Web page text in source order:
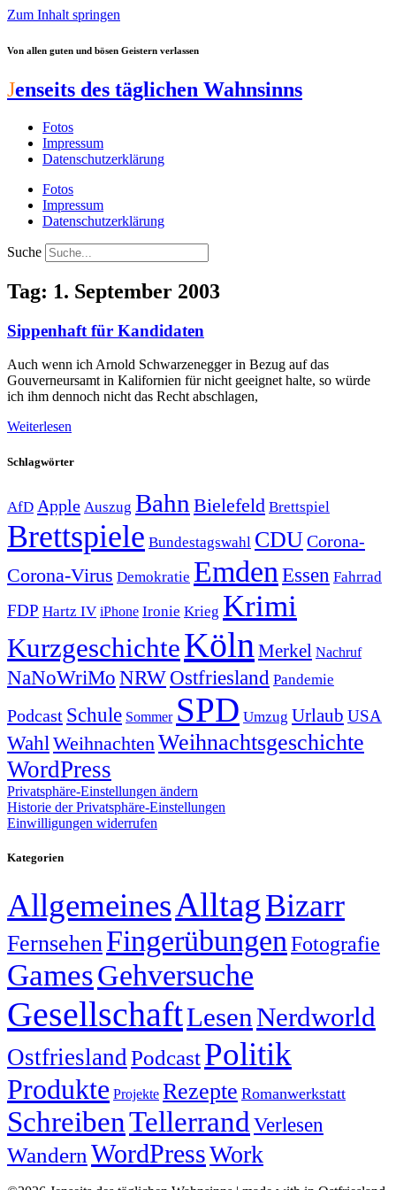
Zum Inhalt springen
Von allen guten und bösen Geistern verlassen
Jenseits des täglichen Wahnsinns
Fotos
Impressum
Datenschutzerklärung
Fotos
Impressum
Datenschutzerklärung
Suche
Tag: 1. September 2003
Sippenhaft für Kandidaten
Auch wenn ich Arnold Schwarzenegger in Bezug auf das
Gouverneursamt in Kalifornien für nicht geeignet halte, so würde
ich ihm dennoch nicht das Recht abschlagen,
Weiterlesen
Schlagwörter
AfD Apple Auszug Bahn Bielefeld Brettspiel
Brettspiele Bundestagswahl CDUCorona-
Corona-Virus Demokratie Emden Essen Fahrrad
FDP Hartz IV iPhone Ironie Krieg Krimi
KurzgeschichteKöln Merkel Nachruf
NaNoWriMo NRWOstfriesland Pandemie
Podcast Schule Sommer SPD Umzug Urlaub USA
Wahl Weihnachten Weihnachtsgeschichte
WordPress
Privatsphäre-Einstellungen ändern
Historie der Privatsphäre-Einstellungen
Einwilligungen widerrufen
Kategorien
AllgemeinesAlltagBizarr
FernsehenFingerübungen Fotografie
GamesGehversuche
GesellschaftLesenNerdworld
OstfrieslandPodcastPolitik
Produkte Projekte Rezepte Romanwerkstatt
SchreibenTellerrand Verlesen
Wandern WordPressWork